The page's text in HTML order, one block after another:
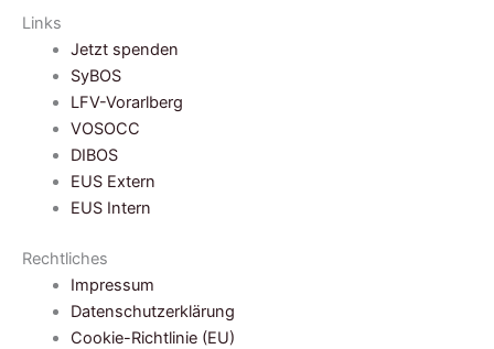
Links
Jetzt spenden
SyBOS
LFV-Vorarlberg
VOSOCC
DIBOS
EUS Extern
EUS Intern
Rechtliches
Impressum
Datenschutzerklärung
Cookie-Richtlinie (EU)